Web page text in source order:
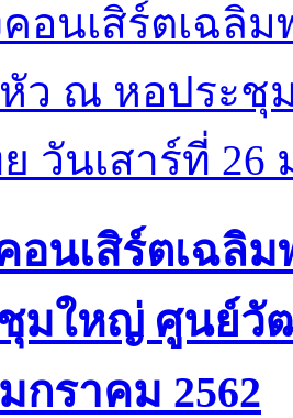
อนเสิร์ตเฉลิม
มใหญ่ ศูนย์วั
กราคม 2562